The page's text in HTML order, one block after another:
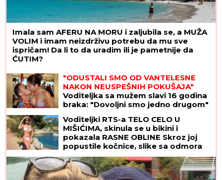
Imala sam AFERU NA MORU i zaljubila se, a MUŽA
VOLIM i imam neizdrživu potrebu da mu sve
ispričam! Da li to da uradim ili je pametnije da
ĆUTIM?
"ODUSTALI SMO OD VANTELESNE
NAKON NEUSPEŠNIH POKUŠAJA"
Voditeljka sa mužem slavi 16 godina
braka: "Dovoljni smo jedno drugom"
Voditeljki RTS-a TELO CELO U
MIŠIĆIMA, skinula se u bikini i
pokazala RASNE OBLINE Skroz joj
popustile kočnice, slike sa odmora
napravile dar-mar